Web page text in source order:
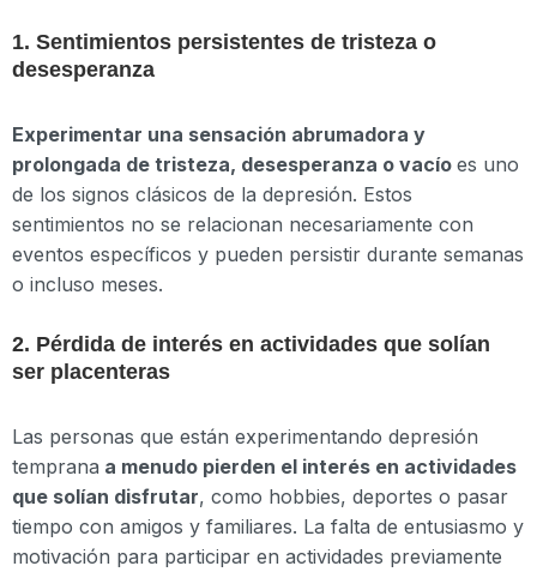
1. Sentimientos persistentes de tristeza o
desesperanza
Experimentar una sensación abrumadora y
prolongada de tristeza, desesperanza o vacío es uno
de los signos clásicos de la depresión. Estos
sentimientos no se relacionan necesariamente con
eventos específicos y pueden persistir durante semanas
o incluso meses.
2. Pérdida de interés en actividades que solían
ser placenteras
Las personas que están experimentando depresión
temprana a menudo pierden el interés en actividades
que solían disfrutar, como hobbies, deportes o pasar
tiempo con amigos y familiares. La falta de entusiasmo y
motivación para participar en actividades previamente